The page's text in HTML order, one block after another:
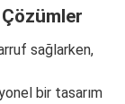
sağlarken,
bir tasarım